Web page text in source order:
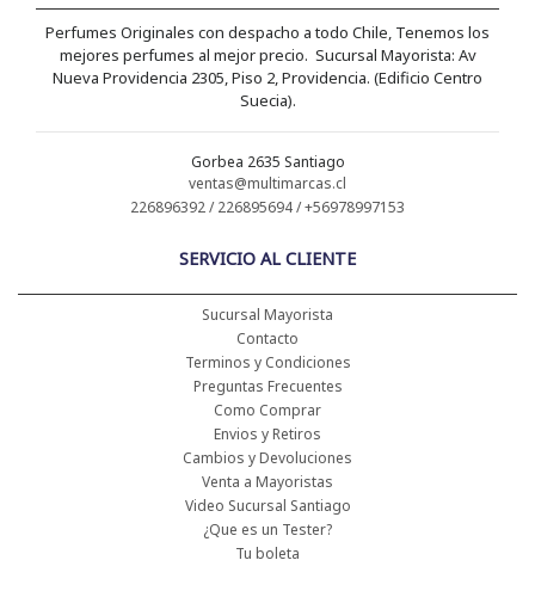
Perfumes Originales con despacho a todo Chile, Tenemos los
mejores perfumes al mejor precio. Sucursal Mayorista: Av
Nueva Providencia 2305, Piso 2, Providencia. (Edificio Centro
Suecia).
Gorbea 2635 Santiago
ventas@multimarcas.cl
226896392 / 226895694 / +56978997153
SERVICIO AL CLIENTE
Sucursal Mayorista
Contacto
Terminos y Condiciones
Preguntas Frecuentes
Como Comprar
Envios y Retiros
Cambios y Devoluciones
Venta a Mayoristas
Video Sucursal Santiago
¿Que es un Tester?
Tu boleta